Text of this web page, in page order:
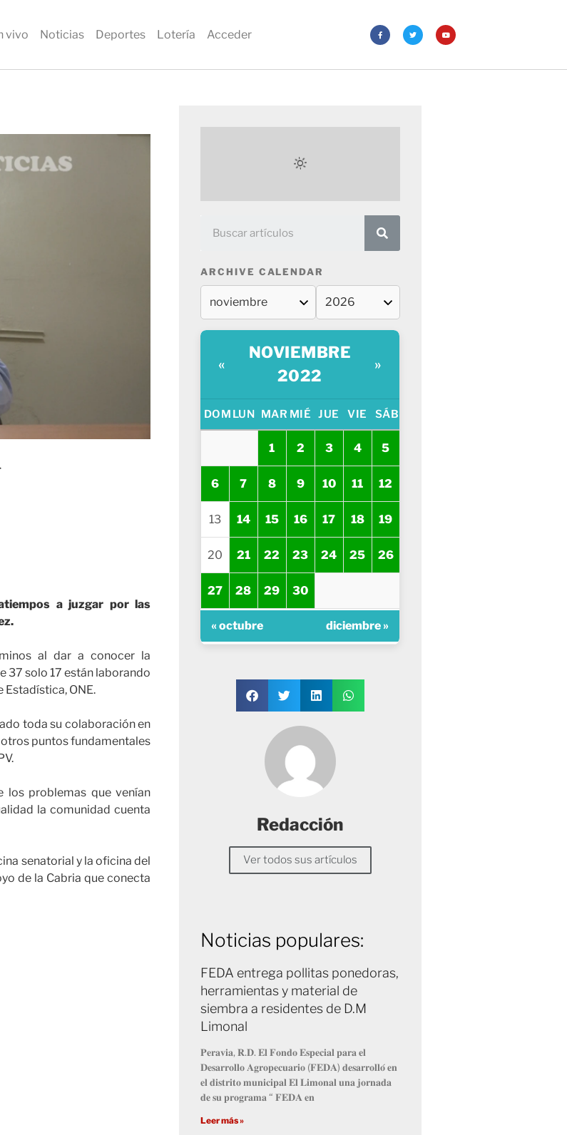
vivo Noticias Deportes Lotería Acceder
a juzgar por las
al dar a conocer la
37 solo 17 están laborando
Estadística, ONE.
toda su colaboración en
puntos fundamentales
los problemas que venían
la comunidad cuenta
senatorial y la oficina del
de la Cabria que conecta
ARCHIVE CALENDAR
«
NOVIEMBRE
2022
»
DOM LUN MAR MIÉ JUE VIE SÁB
1 2 3 4 5
6 7 8 9 10 11 12
13 14 15 16 17 18 19
20 21 22 23 24 25 26
27 28 29 30
« octubre diciembre »
Redacción
Ver todos sus artículos
Noticias populares:
FEDA entrega pollitas ponedoras,
herramientas y material de
siembra a residentes de D.M
Limonal
𝐏𝐞𝐫𝐚𝐯𝐢𝐚, 𝐑.𝐃. 𝐄𝐥 𝐅𝐨𝐧𝐝𝐨 𝐄𝐬𝐩𝐞𝐜𝐢𝐚𝐥 𝐩𝐚𝐫𝐚 𝐞𝐥
𝐃𝐞𝐬𝐚𝐫𝐫𝐨𝐥𝐥𝐨 𝐀𝐠𝐫𝐨𝐩𝐞𝐜𝐮𝐚𝐫𝐢𝐨 (𝐅𝐄𝐃𝐀) 𝐝𝐞𝐬𝐚𝐫𝐫𝐨𝐥𝐥𝐨́ 𝐞𝐧
𝐞𝐥 𝐝𝐢𝐬𝐭𝐫𝐢𝐭𝐨 𝐦𝐮𝐧𝐢𝐜𝐢𝐩𝐚𝐥 𝐄𝐥 𝐋𝐢𝐦𝐨𝐧𝐚𝐥 𝐮𝐧𝐚 𝐣𝐨𝐫𝐧𝐚𝐝𝐚
𝐝𝐞 𝐬𝐮 𝐩𝐫𝐨𝐠𝐫𝐚𝐦𝐚 “ 𝐅𝐄𝐃𝐀 𝐞𝐧
Leer más »